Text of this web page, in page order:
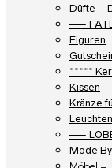
Düfte –
—–
Figuren
*****
Kissen
Kränze
—–
Mode